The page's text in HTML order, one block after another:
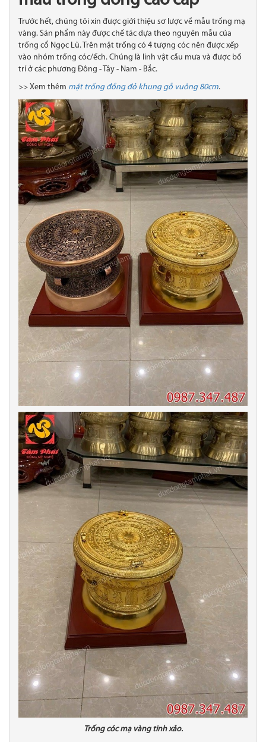
Trước hết, chúng tôi xin được giới thiệu sơ lược về mẫu trống mạ
vàng. Sản phẩm này được chế tác dựa theo nguyên mẫu của
trống cổ Ngọc Lũ. Trên mặt trống có 4 tượng cóc nên được xếp
vào nhóm trống cóc/ếch. Chúng là linh vật cầu mưa và được bố
trí ở các phương Đông - Tây - Nam - Bắc.
>> Xem thêm mặt trống đồng đỏ khung gỗ vuông 80cm.
Trống cóc mạ vàng tinh xảo.